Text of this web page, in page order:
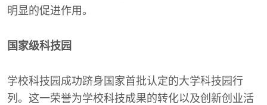
明显的促进作用。
国家级科技园
学校科技园成功跻身国家首批认定的大学科技园行
列。这一荣誉为学校科技成果的转化以及创新创业活